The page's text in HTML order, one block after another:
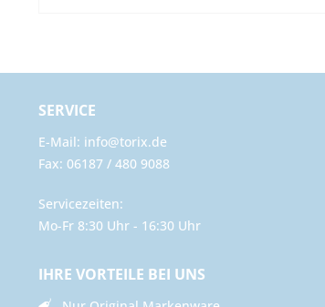
SERVICE
E-Mail: info@torix.de
Fax: 06187 / 480 9088
Servicezeiten:
Mo-Fr 8:30 Uhr - 16:30 Uhr
IHRE VORTEILE BEI UNS